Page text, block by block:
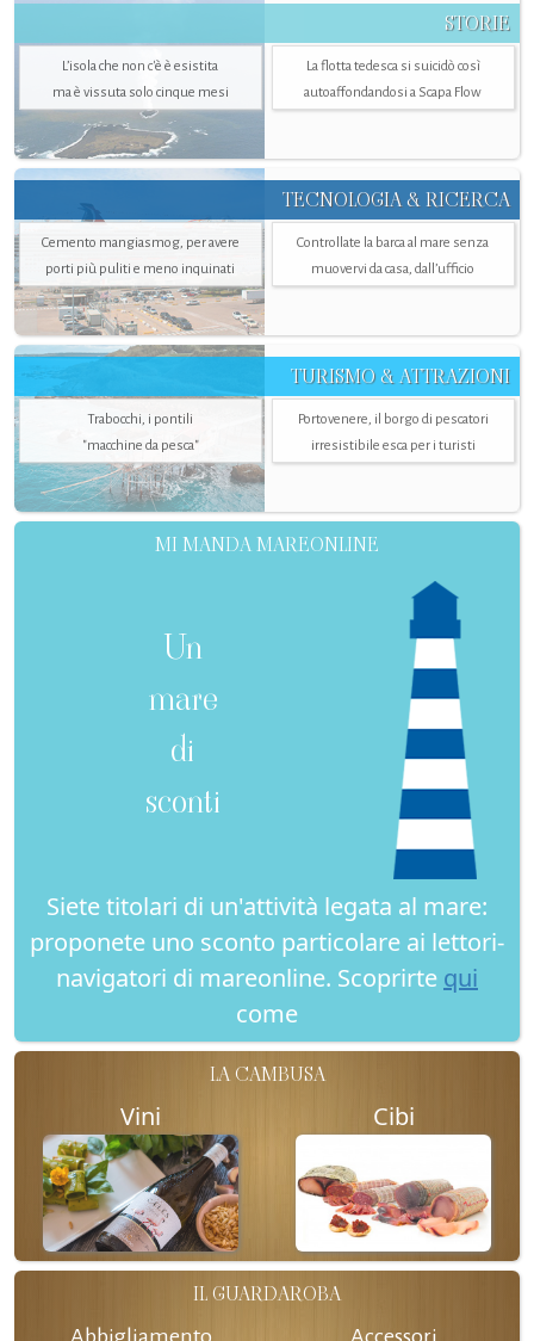
STORIE
L’isola che non c'è è esistita
ma è vissuta solo cinque mesi
La flotta tedesca si suicidò così
autoaffondandosi a Scapa Flow
TECNOLOGIA & RICERCA
Cemento mangiasmog, per avere
porti più puliti e meno inquinati
Controllate la barca al mare senza
muovervi da casa, dall’ufficio
TURISMO & ATTRAZIONI
Trabocchi, i pontili
"macchine da pesca"
Portovenere, il borgo di pescatori
irresistibile esca per i turisti
MI MANDA MAREONLINE
Un
mare
di
sconti
Siete titolari di un'attività legata al mare:
proponete uno sconto particolare ai lettori-
navigatori di mareonline. Scoprirte qui
come
LA CAMBUSA
Vini Cibi
IL GUARDAROBA